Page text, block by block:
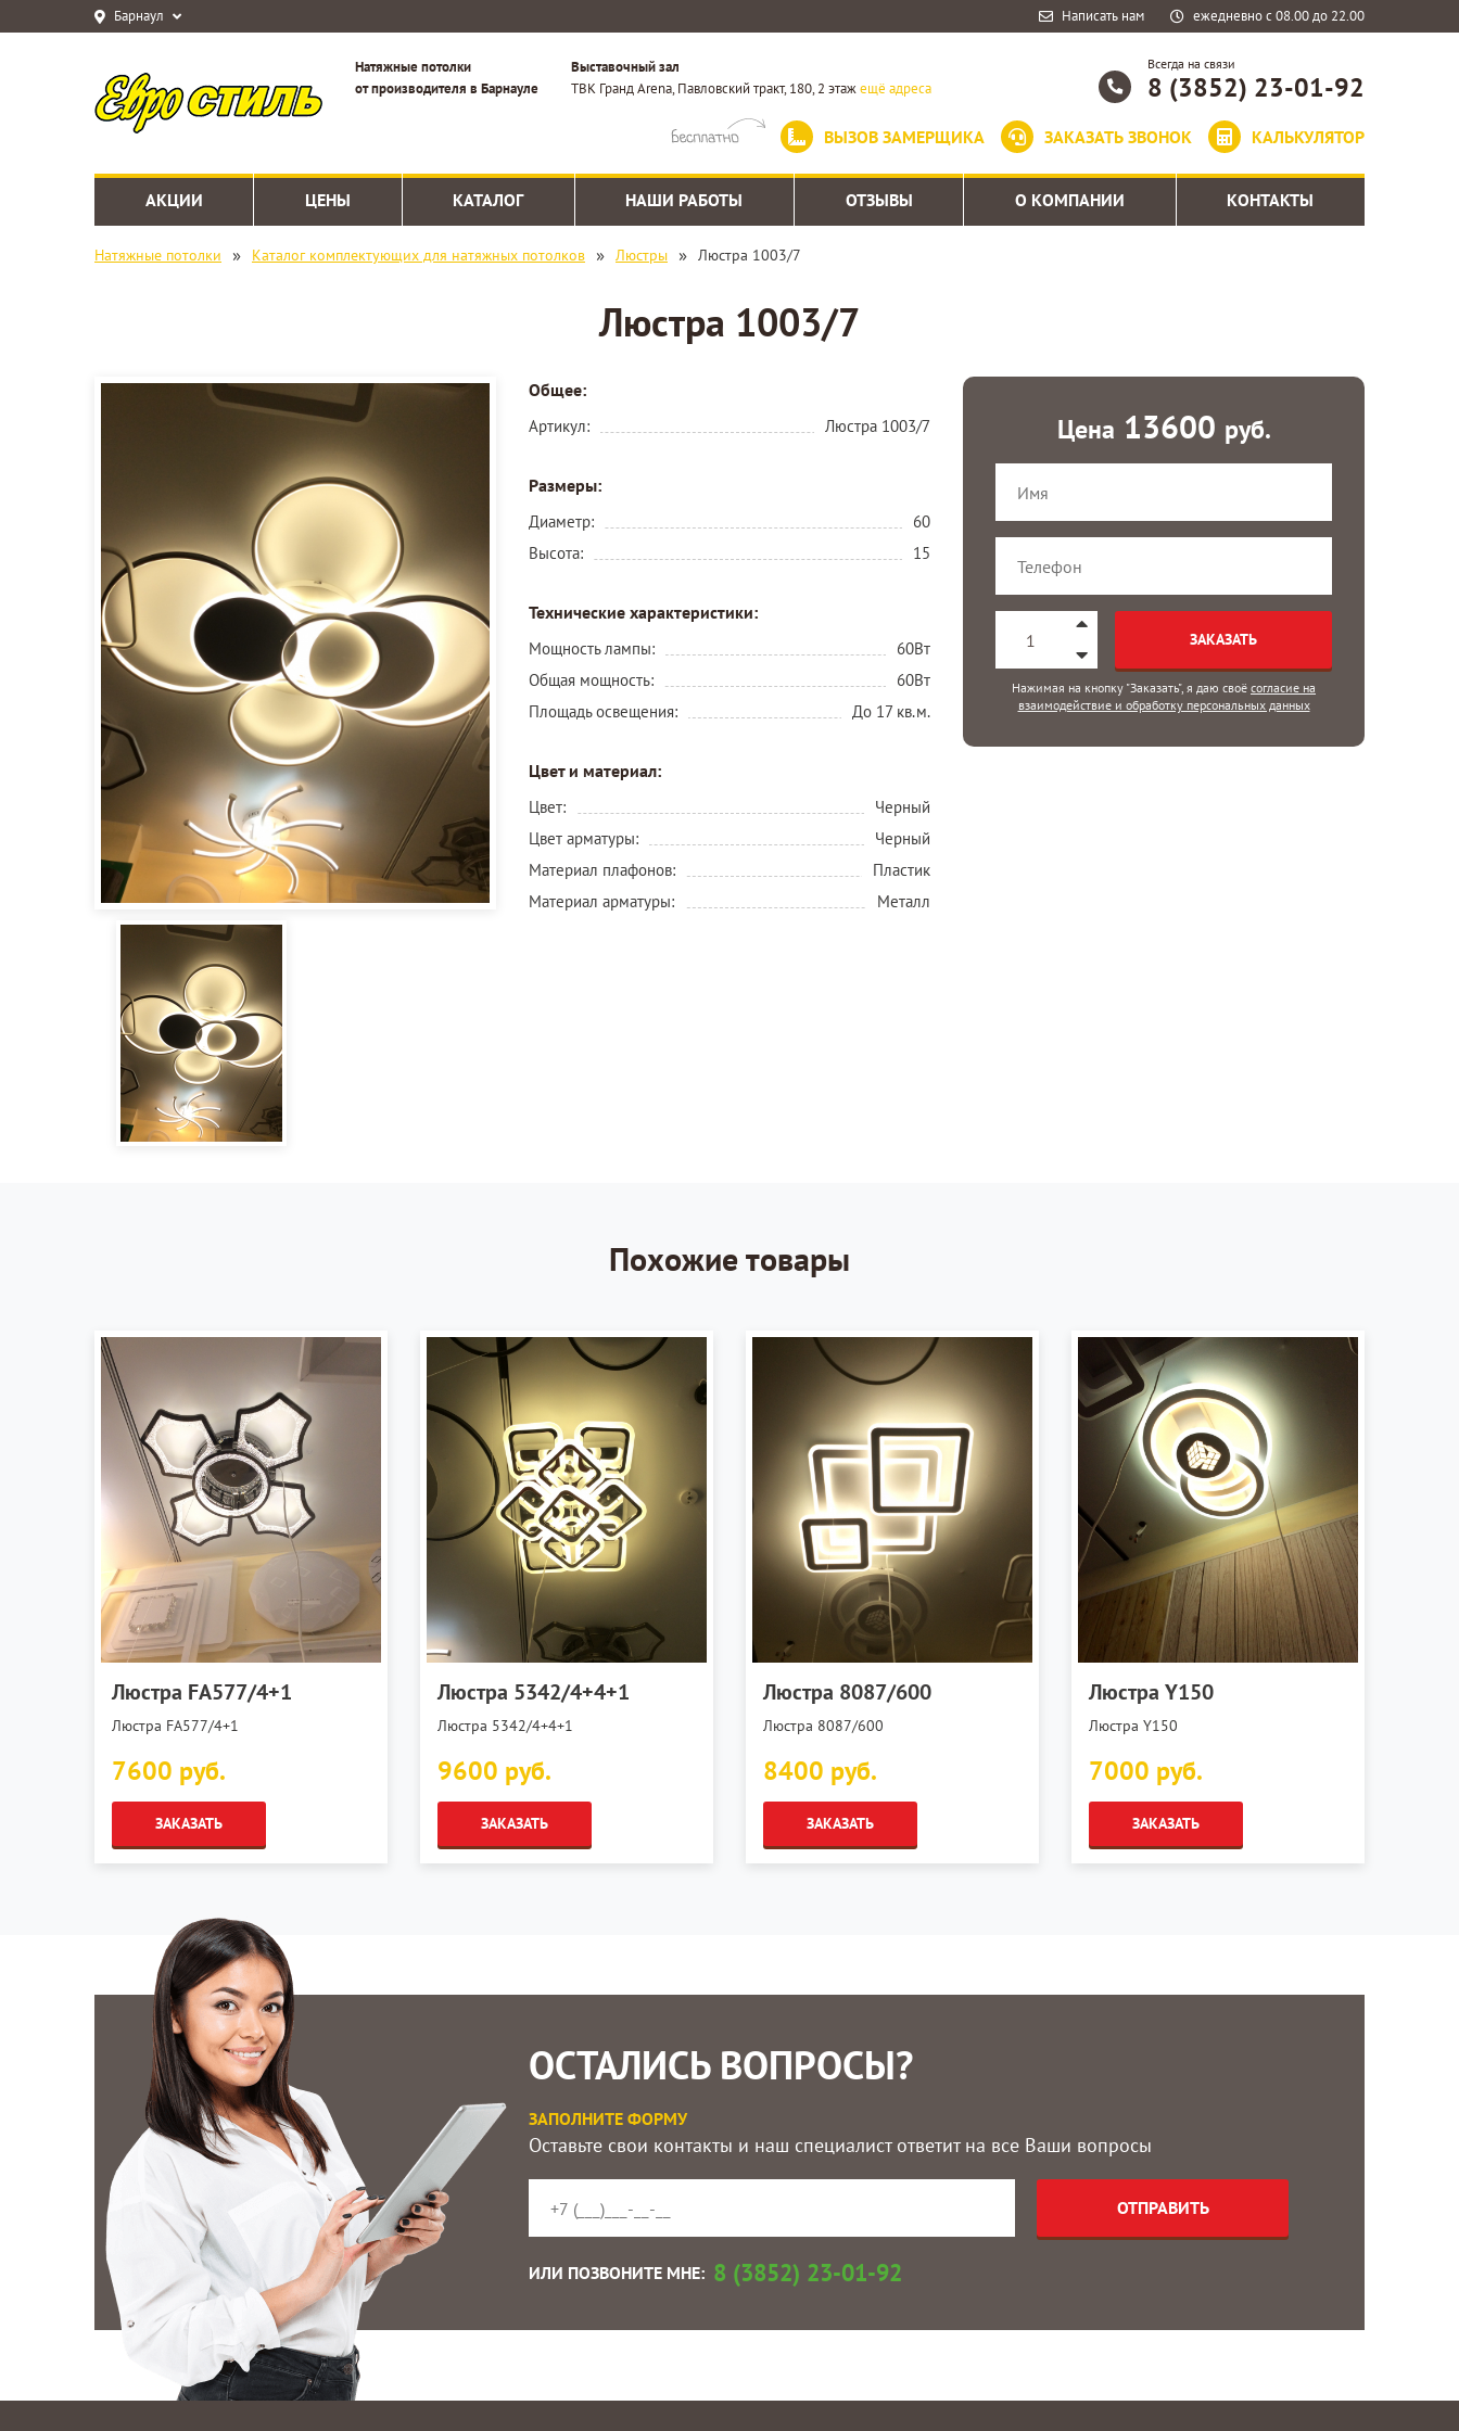
Барнаул Написать нам ежедневно с 08.00 до 22.00
Натяжные потолки
от производителя в Барнауле
Выставочный зал
ТВК Гранд Arena, Павловский тракт, 180, 2 этажещё адреса
Всегда на связи
8 (3852) 23-01-92
ВЫЗОВ ЗАМЕРЩИКА ЗАКАЗАТЬ ЗВОНОК КАЛЬКУЛЯТОР
АКЦИИ ЦЕНЫ КАТАЛОГ НАШИ РАБОТЫ ОТЗЫВЫ О КОМПАНИИ КОНТАКТЫ
Натяжные потолки » Каталог комплектующих для натяжных потолков » Люстры » Люстра 1003/7
Люстра 1003/7
Общее:
Артикул: Люстра 1003/7
Размеры:
Диаметр:
60
Высота:
15
Технические характеристики:
Мощность лампы:
60Вт
Общая мощность:
60Вт
Площадь освещения:
До 17 кв.м.
Цвет и материал:
Цвет:
Черный
Цвет арматуры:
Черный
Материал плафонов:
Пластик
Материал арматуры:
Металл
Цена 13600 руб.
ЗАКАЗАТЬ
Нажимая на кнопку "Заказать", я даю своё согласие на
взаимодействие и обработку персональных данных
Похожие товары
Люстра FA577/4+1
Люстра FA577/4+1
7600 руб.
ЗАКАЗАТЬ
Люстра 5342/4+4+1
Люстра 5342/4+4+1
9600 руб.
ЗАКАЗАТЬ
Люстра 8087/600
Люстра 8087/600
8400 руб.
ЗАКАЗАТЬ
Люстра Y150
Люстра Y150
7000 руб.
ЗАКАЗАТЬ
ОСТАЛИСЬ ВОПРОСЫ?
ЗАПОЛНИТЕ ФОРМУ
Оставьте свои контакты и наш специалист ответит на все Ваши вопросы
ИЛИ ПОЗВОНИТЕ МНЕ: 8 (3852) 23-01-92